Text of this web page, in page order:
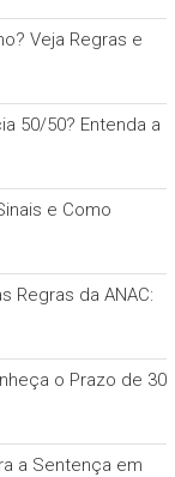
Veja Regras e
50/50? Entenda a
e Como
Regras da ANAC:
o Prazo de 30
a Sentença em